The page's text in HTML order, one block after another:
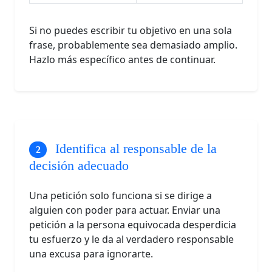
Si no puedes escribir tu objetivo en una sola
frase, probablemente sea demasiado amplio.
Hazlo más específico antes de continuar.
Identifica al responsable de la
decisión adecuado
Una petición solo funciona si se dirige a
alguien con poder para actuar. Enviar una
petición a la persona equivocada desperdicia
tu esfuerzo y le da al verdadero responsable
una excusa para ignorarte.